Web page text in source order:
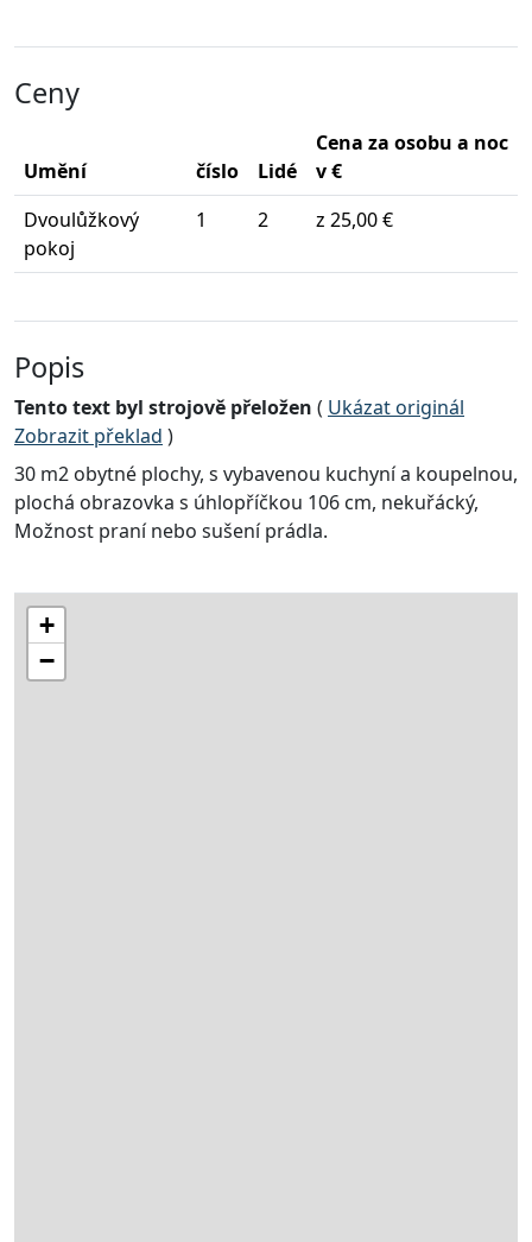
Ceny
Umění číslo Lidé
Cena za osobu a noc
v €
Dvoulůžkový
pokoj
1 2 z 25,00 €
Popis
Tento text byl strojově přeložen ( Ukázat originál
Zobrazit překlad )
30 m2 obytné plochy, s vybavenou kuchyní a koupelnou,
plochá obrazovka s úhlopříčkou 106 cm, nekuřácký,
Možnost praní nebo sušení prádla.
+
−